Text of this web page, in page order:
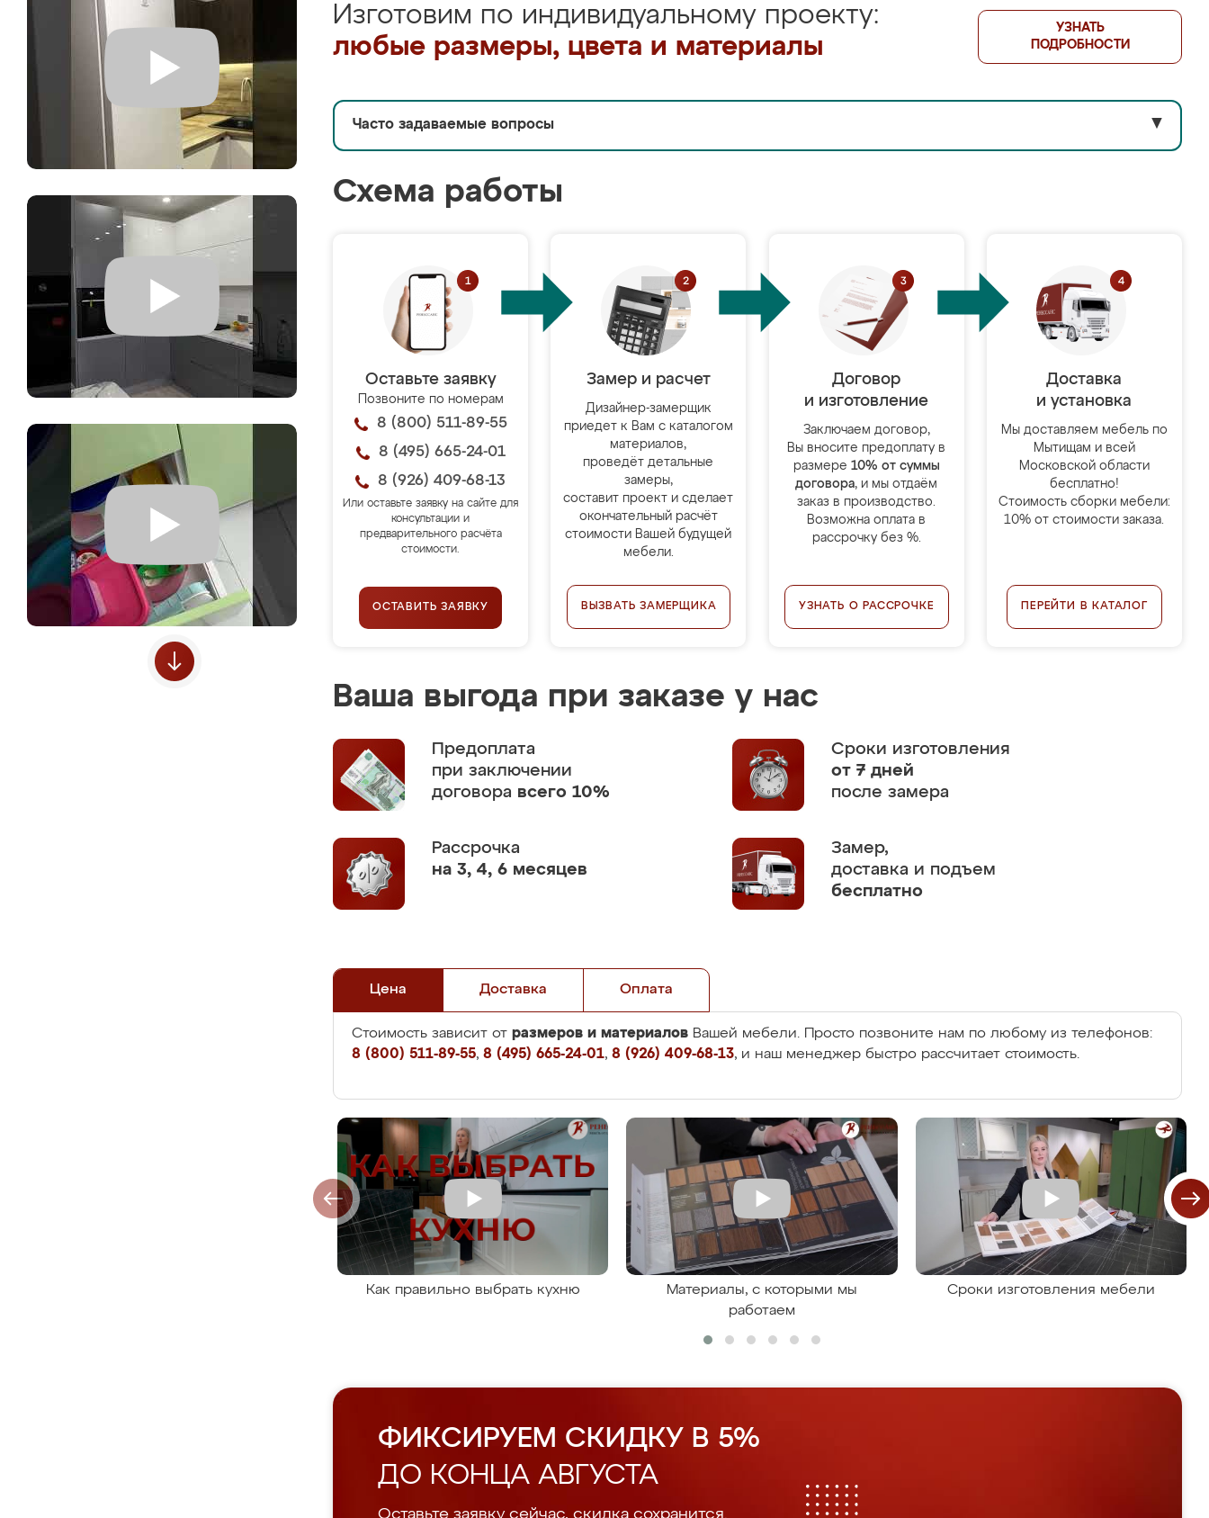
Изготовим по индивидуальному проекту:
любые размеры, цвета и материалы
УЗНАТЬ
ПОДРОБНОСТИ
Часто задаваемые вопросы ▼
Схема работы
Оставьте заявку
Позвоните по номерам
8 (800) 511-89-55
8 (495) 665-24-01
8 (926) 409-68-13
Или оставьте заявку на сайте для
консультации и
предварительного расчёта
стоимости.
ОСТАВИТЬ ЗАЯВКУ
Замер и расчет
Дизайнер-замерщик
приедет к Вам с каталогом
материалов,
проведёт детальные
замеры,
составит проект и сделает
окончательный расчёт
стоимости Вашей будущей
мебели.
ВЫЗВАТЬ ЗАМЕРЩИКА
Договор
и изготовление
Заключаем договор,
Вы вносите предоплату в
размере 10% от суммы
договора, и мы отдаём
заказ в производство.
Возможна оплата в
рассрочку без %.
УЗНАТЬ О РАССРОЧКЕ
Доставка
и установка
Мы доставляем мебель по
Мытищам и всей
Московской области
бесплатно!
Стоимость сборки мебели:
10% от стоимости заказа.
ПЕРЕЙТИ В КАТАЛОГ
Ваша выгода при заказе у нас
Предоплата
при заключении
договора всего 10%
Сроки изготовления
от 7 дней
после замера
Рассрочка
на 3, 4, 6 месяцев
Замер,
доставка и подъем
бесплатно
Цена Доставка Оплата
Стоимость зависит от размеров и материалов Вашей мебели. Просто позвоните нам по любому из телефонов:
8 (800) 511-89-55, 8 (495) 665-24-01, 8 (926) 409-68-13, и наш менеджер быстро рассчитает стоимость.
Как правильно выбрать кухню
Материалы, с которыми мы
работаем
Сроки изготовления мебели
ФИКСИРУЕМ СКИДКУ В 5%
ДО КОНЦА АВГУСТА
Оставьте заявку сейчас, скидка сохранится.